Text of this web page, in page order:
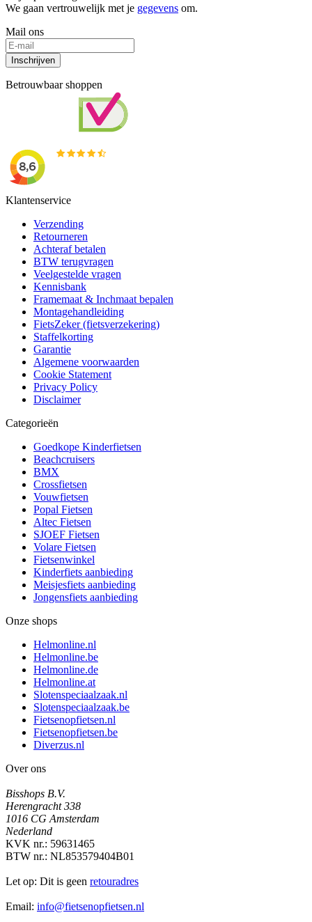
We gaan vertrouwelijk met je gegevens om.
Mail ons
Inschrijven
Betrouwbaar shoppen
Klantenservice
Verzending
Retourneren
Achteraf betalen
BTW terugvragen
Veelgestelde vragen
Kennisbank
Framemaat & Inchmaat bepalen
Montagehandleiding
FietsZeker (fietsverzekering)
Staffelkorting
Garantie
Algemene voorwaarden
Cookie Statement
Privacy Policy
Disclaimer
Categorieën
Goedkope Kinderfietsen
Beachcruisers
BMX
Crossfietsen
Vouwfietsen
Popal Fietsen
Altec Fietsen
SJOEF Fietsen
Volare Fietsen
Fietsenwinkel
Kinderfiets aanbieding
Meisjesfiets aanbieding
Jongensfiets aanbieding
Onze shops
Helmonline.nl
Helmonline.be
Helmonline.de
Helmonline.at
Slotenspeciaalzaak.nl
Slotenspeciaalzaak.be
Fietsenopfietsen.nl
Fietsenopfietsen.be
Diverzus.nl
Over ons
Bisshops B.V.
Herengracht 338
1016 CG Amsterdam
Nederland
KVK nr.: 59631465
BTW nr.: NL853579404B01
Let op: Dit is geen retouradres
Email: info@fietsenopfietsen.nl